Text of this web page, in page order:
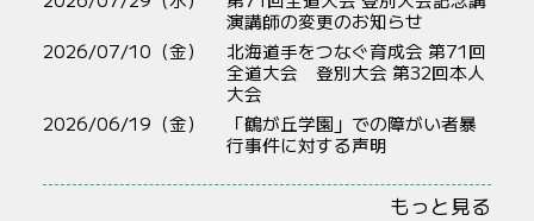
演講師の変更のお知らせ
2026/07/10（金）
北海道手をつなぐ育成会 第71回
全道大会 登別大会 第32回本人
大会
2026/06/19（金）
「鶴が丘学園」での障がい者暴
行事件に対する声明
もっと見る